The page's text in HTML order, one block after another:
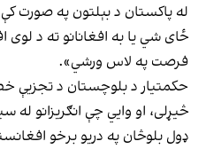
له پاكستان د بېلتون په صورت
ځاى شي يا به افغانانو ته د
فرصت په لاس ورشي».
حکمتیار د بلوچستان د تجزیې
څیړلی، او وايي چې انګریزانو
ډول بلوڅان په دریو برخو